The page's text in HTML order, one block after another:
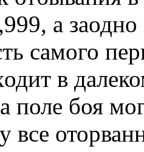
а
самого
в
поле боя
все